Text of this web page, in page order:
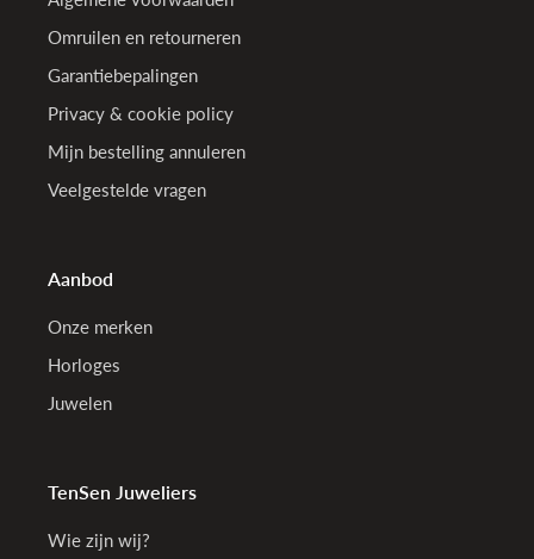
Omruilen en retourneren
Garantiebepalingen
Privacy & cookie policy
Mijn bestelling annuleren
Veelgestelde vragen
Aanbod
Onze merken
Horloges
Juwelen
TenSen Juweliers
Wie zijn wij?